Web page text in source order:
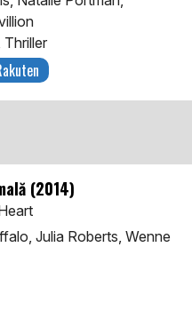
Thriller
(2014)
Julia Roberts, Wenne